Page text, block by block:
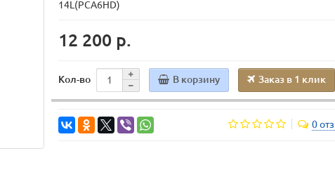
14L(PCA6HD)
12 200 р.
Кол-во В корзину Заказ в 1 клик
0